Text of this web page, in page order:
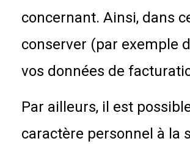
concernant. Ainsi, dans
conserver (par exemple
vos données de
Par ailleurs, il est
caractère personnel à la